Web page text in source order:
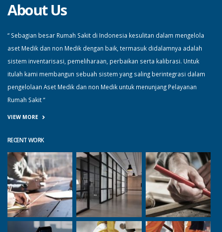
About Us
“ Sebagian besar Rumah Sakit di Indonesia kesulitan dalam mengelola
aset Medik dan non Medik dengan baik, termasuk didalamnya adalah
sistem inventarisasi, pemeliharaan, perbaikan serta kalibrasi. Untuk
itulah kami membangun sebuah sistem yang saling berintegrasi dalam
pengelolaan Aset Medik dan non Medik untuk menunjang Pelayanan
Rumah Sakit “
VIEW MORE
RECENT WORK